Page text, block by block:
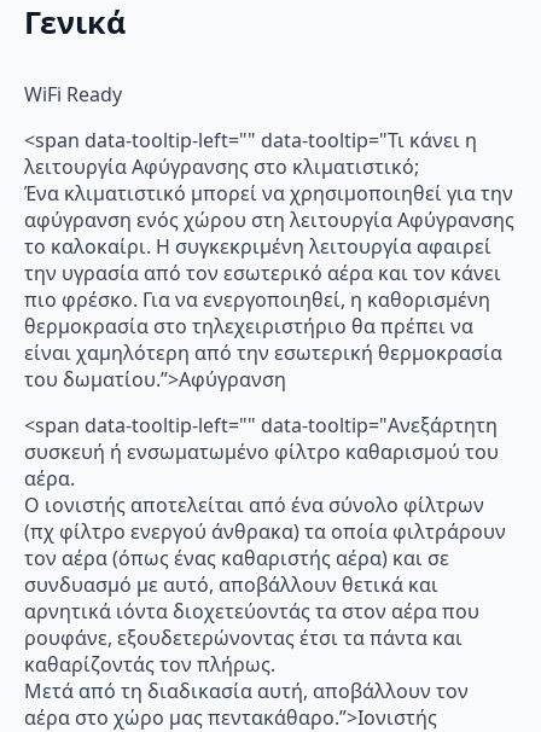
Γενικά
WiFi Ready
<span data-tooltip-left="" data-tooltip="Τι κάνει η
λειτουργία Αφύγρανσης στο κλιματιστικό;
Ένα κλιματιστικό μπορεί να χρησιμοποιηθεί για την
αφύγρανση ενός χώρου στη λειτουργία Αφύγρανσης
το καλοκαίρι. Η συγκεκριμένη λειτουργία αφαιρεί
την υγρασία από τον εσωτερικό αέρα και τον κάνει
πιο φρέσκο. Για να ενεργοποιηθεί, η καθορισμένη
θερμοκρασία στο τηλεχειριστήριο θα πρέπει να
είναι χαμηλότερη από την εσωτερική θερμοκρασία
του δωματίου.”>Αφύγρανση
<span data-tooltip-left="" data-tooltip="Ανεξάρτητη
συσκευή ή ενσωματωμένο φίλτρο καθαρισμού του
αέρα.
Ο ιονιστής αποτελείται από ένα σύνολο φίλτρων
(πχ φίλτρο ενεργού άνθρακα) τα οποία φιλτράρουν
τον αέρα (όπως ένας καθαριστής αέρα) και σε
συνδυασμό με αυτό, αποβάλλουν θετικά και
αρνητικά ιόντα διοχετεύοντάς τα στον αέρα που
ρουφάνε, εξουδετερώνοντας έτσι τα πάντα και
καθαρίζοντάς τον πλήρως.
Μετά από τη διαδικασία αυτή, αποβάλλουν τον
αέρα στο χώρο μας πεντακάθαρο.”>Ιονιστής